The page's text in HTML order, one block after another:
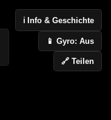
ℹ️ Info & Geschichte
📱 Gyro: Aus
🔗 Teilen